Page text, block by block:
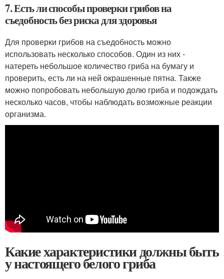
7. Есть ли способы проверки грибов на
съедобность без риска для здоровья
Для проверки грибов на съедобность можно
использовать несколько способов. Один из них -
натереть небольшое количество гриба на бумагу и
проверить, есть ли на ней окрашенные пятна. Также
можно попробовать небольшую долю гриба и подождать
несколько часов, чтобы наблюдать возможные реакции
организма.
Какие характеристики должны быть
у настоящего белого гриба